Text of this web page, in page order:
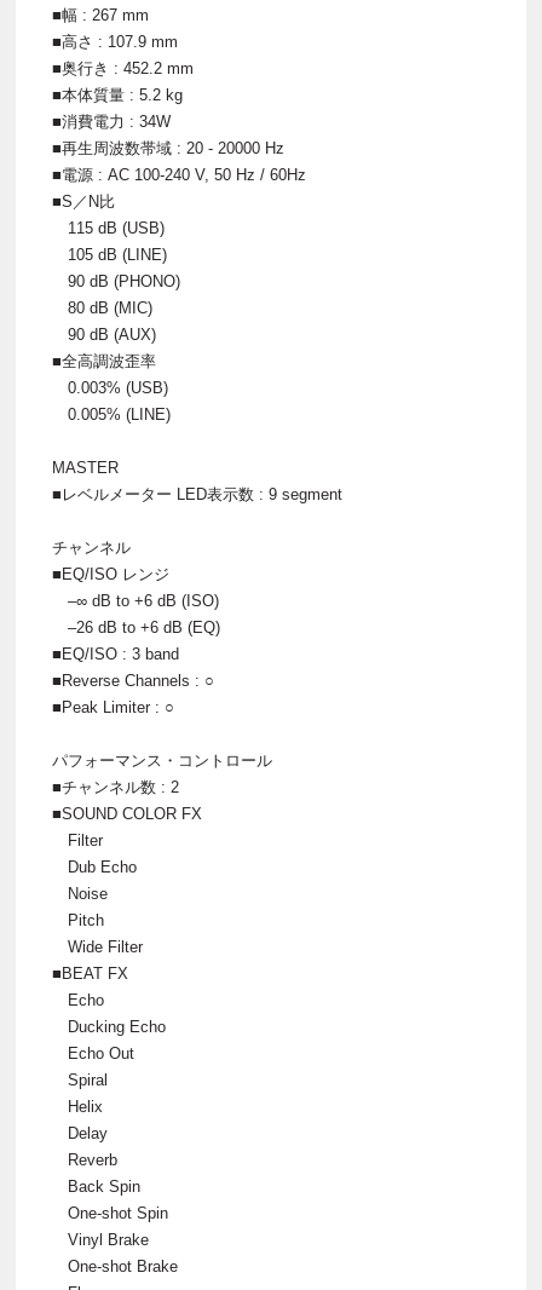
■幅 : 267 mm
■高さ : 107.9 mm
■奥行き : 452.2 mm
■本体質量 : 5.2 kg
■消費電力 : 34W
■再生周波数帯域 : 20 - 20000 Hz
■電源 : AC 100-240 V, 50 Hz / 60Hz
■S／N比
115 dB (USB)
105 dB (LINE)
90 dB (PHONO)
80 dB (MIC)
90 dB (AUX)
■全高調波歪率
0.003% (USB)
0.005% (LINE)
MASTER
■レベルメーター LED表示数 : 9 segment
チャンネル
■EQ/ISO レンジ
–∞ dB to +6 dB (ISO)
–26 dB to +6 dB (EQ)
■EQ/ISO : 3 band
■Reverse Channels : ○
■Peak Limiter : ○
パフォーマンス・コントロール
■チャンネル数 : 2
■SOUND COLOR FX
Filter
Dub Echo
Noise
Pitch
Wide Filter
■BEAT FX
Echo
Ducking Echo
Echo Out
Spiral
Helix
Delay
Reverb
Back Spin
One-shot Spin
Vinyl Brake
One-shot Brake